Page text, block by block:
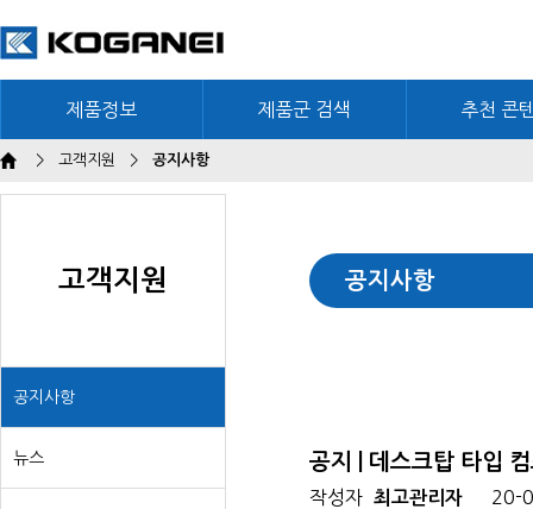
제품정보 제품군 검색 추천 콘
> 고객지원 > 공지사항
고객지원
공지사항
뉴스
공지사항
공지 | 데스크탑 타입
작성자 최고관리자 20-